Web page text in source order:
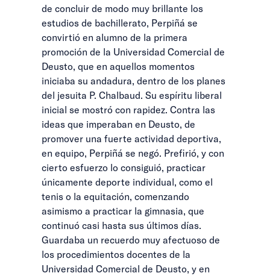
de concluir de modo muy brillante los
estudios de bachillerato, Perpiñá se
convirtió en alumno de la primera
promoción de la Universidad Comercial de
Deusto, que en aquellos momentos
iniciaba su andadura, dentro de los planes
del jesuita P. Chalbaud. Su espíritu liberal
inicial se mostró con rapidez. Contra las
ideas que imperaban en Deusto, de
promover una fuerte actividad deportiva,
en equipo, Perpiñá se negó. Prefirió, y con
cierto esfuerzo lo consiguió, practicar
únicamente deporte individual, como el
tenis o la equitación, comenzando
asimismo a practicar la gimnasia, que
continuó casi hasta sus últimos días.
Guardaba un recuerdo muy afectuoso de
los procedimientos docentes de la
Universidad Comercial de Deusto, y en